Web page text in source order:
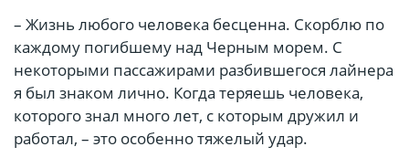
– Жизнь любого человека бесценна. Скорблю по
каждому погибшему над Черным морем. С
некоторыми пассажирами разбившегося лайнера
я был знаком лично. Когда теряешь человека,
которого знал много лет, с которым дружил и
работал, – это особенно тяжелый удар.